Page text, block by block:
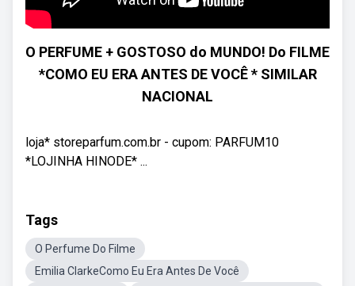
O PERFUME + GOSTOSO do MUNDO! Do FILME
*COMO EU ERA ANTES DE VOCÊ * SIMILAR
NACIONAL
loja* storeparfum.com.br - cupom: PARFUM10
*LOJINHA HINODE* ...
Tags
O Perfume Do Filme
Emilia ClarkeComo Eu Era Antes De Você